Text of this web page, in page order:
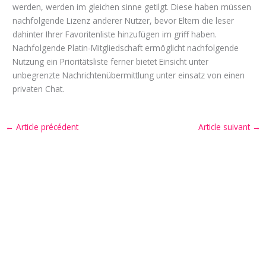
werden, werden im gleichen sinne getilgt. Diese haben müssen
nachfolgende Lizenz anderer Nutzer, bevor Eltern die leser
dahinter Ihrer Favoritenliste hinzufügen im griff haben.
Nachfolgende Platin-Mitgliedschaft ermöglicht nachfolgende
Nutzung ein Prioritätsliste ferner bietet Einsicht unter
unbegrenzte Nachrichtenübermittlung unter einsatz von einen
privaten Chat.
← Article précédent Article suivant →